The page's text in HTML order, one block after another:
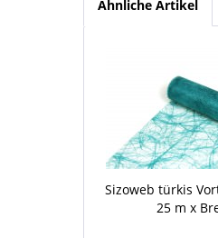
Ähnliche Artikel
Sizoweb türkis
25 m x